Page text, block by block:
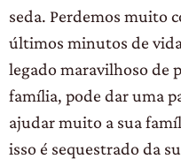
seda. Perdemos muito
últimos minutos de
legado maravilhoso de
família, pode dar uma
ajudar muito a sua
isso é sequestrado da